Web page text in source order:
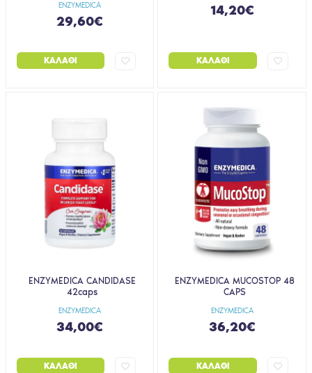
ENZYMEDICA
29,60€
ΚΑΛΆΘΙ
14,20€
ΚΑΛΆΘΙ
ENZYMEDICA
ENZYMEDICA CANDIDASE
42caps
34,00€
ΚΑΛΆΘΙ
ENZYMEDICA
ENZYMEDICA MUCOSTOP 48
CAPS
36,20€
ΚΑΛΆΘΙ